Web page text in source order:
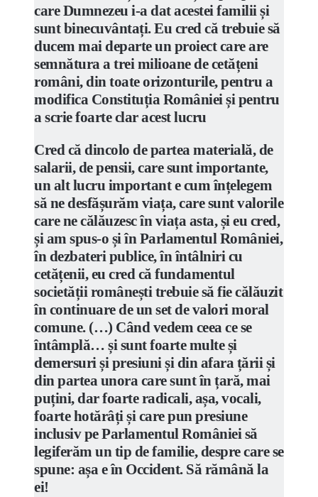
care Dumnezeu i-a dat acestei familii și
sunt binecuvântați. Eu cred că trebuie să
ducem mai departe un proiect care are
semnătura a trei milioane de cetățeni
români, din toate orizonturile, pentru a
modifica Constituția României și pentru
a scrie foarte clar acest lucru
Cred că dincolo de partea materială, de
salarii, de pensii, care sunt importante,
un alt lucru important e cum înțelegem
să ne desfășurăm viața, care sunt valorile
care ne călăuzesc în viața asta, și eu cred,
și am spus-o și în Parlamentul României,
în dezbateri publice, în întâlniri cu
cetățenii, eu cred că fundamentul
societății românești trebuie să fie călăuzit
în continuare de un set de valori moral
comune. (…) Când vedem ceea ce se
întâmplă… și sunt foarte multe și
demersuri și presiuni și din afara țării și
din partea unora care sunt în țară, mai
puțini, dar foarte radicali, așa, vocali,
foarte hotărâți și care pun presiune
inclusiv pe Parlamentul României să
legiferăm un tip de familie, despre care se
spune: așa e în Occident. Să rămână la
ei!